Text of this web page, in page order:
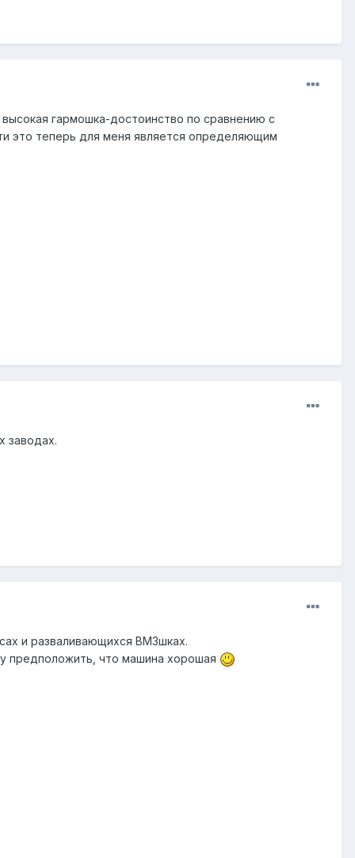
гармошка-достоинство по сравнению с
это теперь для меня является определяющим
заводах.
и разваливающихся ВМЗшках.
предположить, что машина хорошая